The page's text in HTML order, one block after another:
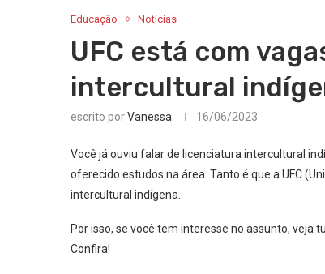
Educação Notícias
UFC está com
intercultural
escrito porVanessa 16/06/2023
Você já ouviu falar de licenciatura intercultural
oferecido estudos na área. Tanto é que a UFC
intercultural indígena.
Por isso, se você tem interesse no assunto, veja
Confira!